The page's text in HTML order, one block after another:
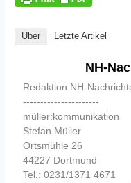
Über Letzte Artikel
NH-
Redaktion NH-
----------------------
müller:kommunikation
Stefan Müller
Ortsmühle 26
44227 Dortmund
Tel.: 0231/1371 4671